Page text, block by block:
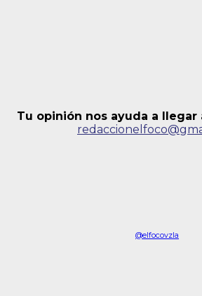
Tu opinión nos ayuda a llegar
@elfocovzla